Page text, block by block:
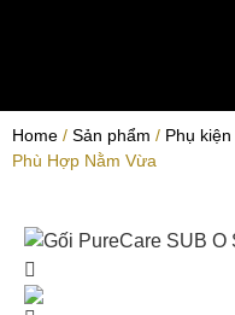
Home / Sản phẩm / Phụ kiện
Phù Hợp Nằm Vừa